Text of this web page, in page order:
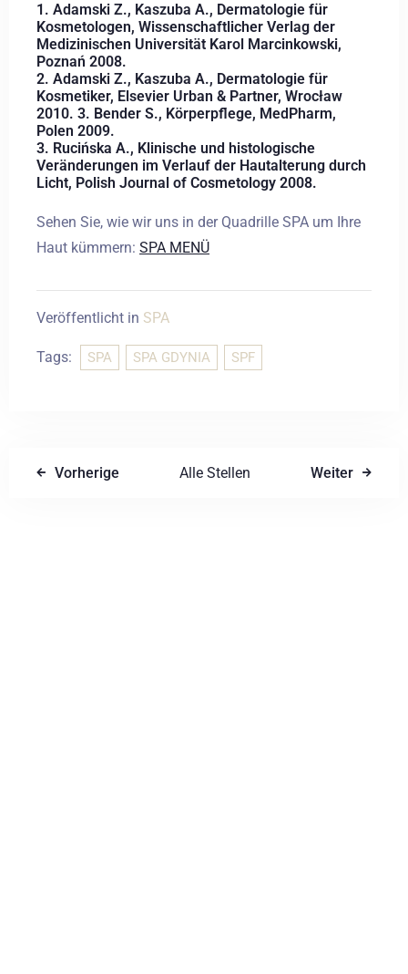
1. Adamski Z., Kaszuba A., Dermatologie für
Kosmetologen, Wissenschaftlicher Verlag der
Medizinischen Universität Karol Marcinkowski,
Poznań 2008.
2. Adamski Z., Kaszuba A., Dermatologie für
Kosmetiker, Elsevier Urban & Partner, Wrocław
2010. 3. Bender S., Körperpflege, MedPharm,
Polen 2009.
3. Rucińska A., Klinische und histologische
Veränderungen im Verlauf der Hautalterung durch
Licht, Polish Journal of Cosmetology 2008.
Sehen Sie, wie wir uns in der Quadrille SPA um Ihre
Haut kümmern: SPA MENÜ
Veröffentlicht in SPA
Tags: SPA SPA GDYNIA SPF
Vorherige Alle Stellen Weiter